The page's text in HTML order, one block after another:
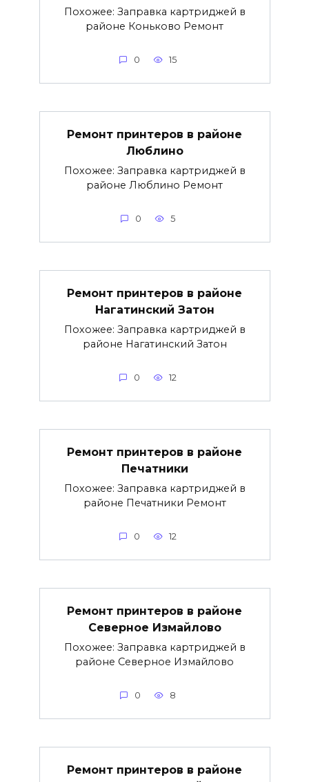
Похожее: Заправка картриджей в
районе Коньково Ремонт
0 15
Ремонт принтеров в районе
Люблино
Похожее: Заправка картриджей в
районе Люблино Ремонт
0 5
Ремонт принтеров в районе
Нагатинский Затон
Похожее: Заправка картриджей в
районе Нагатинский Затон
0 12
Ремонт принтеров в районе
Печатники
Похожее: Заправка картриджей в
районе Печатники Ремонт
0 12
Ремонт принтеров в районе
Северное Измайлово
Похожее: Заправка картриджей в
районе Северное Измайлово
0 8
Ремонт принтеров в районе